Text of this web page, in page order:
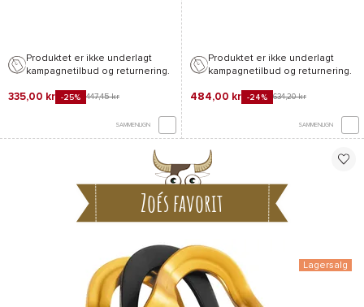
Produktet er ikke underlagt
kampagnetilbud og returnering.
335,00 kr -25% 447,45 kr
SAMMENLIGN
Produktet er ikke underlagt
kampagnetilbud og returnering.
484,00 kr -24% 634,20 kr
SAMMENLIGN
Zoés favorit
Lagersalg